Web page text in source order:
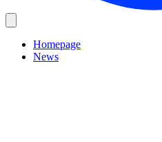
Homepage
News